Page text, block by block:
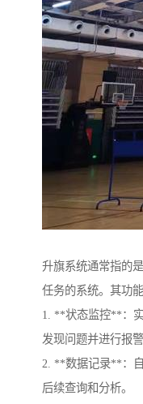
升旗系统通常指的
任务的系统。其功能
1. **状态监控**：
发现问题并进行报警
2. **数据记录**：
后续查询和分析。